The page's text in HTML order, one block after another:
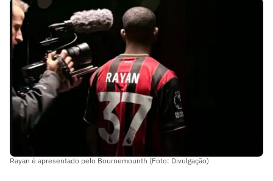
Rayan é apresentado pelo Bournemounth (Foto: Divulgação)